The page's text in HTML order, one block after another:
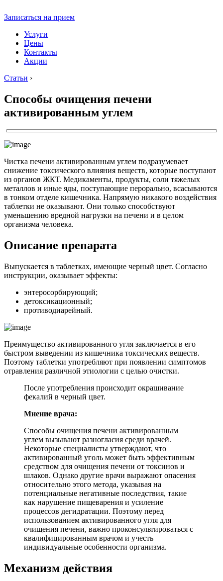
Записаться на прием
Услуги
Цены
Контакты
Акции
Статьи ›
Способы очищения печени
активированным углем
Чистка печени активированным углем подразумевает
снижение токсического влияния веществ, которые поступают
из органов ЖКТ. Медикаменты, продукты, соли тяжелых
металлов и иные яды, поступающие перорально, всасываются
в тонком отделе кишечника. Напрямую никакого воздействия
таблетки не оказывают. Они только способствуют
уменьшению вредной нагрузки на печени и в целом
организма человека.
Описание препарата
Выпускается в таблетках, имеющие черный цвет. Согласно
инструкции, оказывает эффекты:
энтеросорбирующий;
детоксикационный;
противодиарейный.
Преимущество активированного угля заключается в его
быстром выведении из кишечника токсических веществ.
Поэтому таблетки употребляют при появлении симптомов
отравления различной этиологии с целью очистки.
После употребления происходит окрашивание
фекалий в черный цвет.
Мнение врача:
Способы очищения печени активированным
углем вызывают разногласия среди врачей.
Некоторые специалисты утверждают, что
активированный уголь может быть эффективным
средством для очищения печени от токсинов и
шлаков. Однако другие врачи выражают опасения
относительно этого метода, указывая на
потенциальные негативные последствия, такие
как нарушение пищеварения и усиление
процессов дегидратации. Поэтому перед
использованием активированного угля для
очищения печени, важно проконсультироваться с
квалифицированным врачом и учесть
индивидуальные особенности организма.
Механизм действия